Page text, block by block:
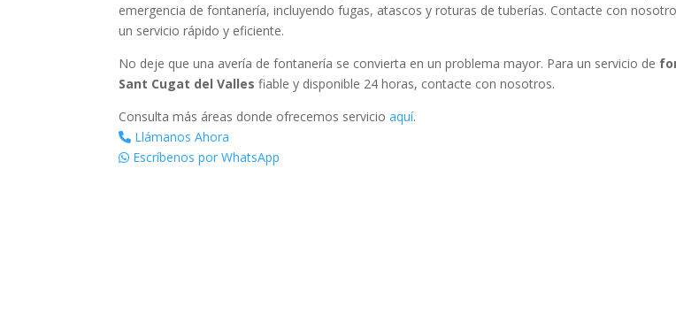
emergencia de fontanería, incluyendo fugas, atascos y roturas de tuberías. Contacte con
un servicio rápido y eficiente.
No deje que una avería de fontanería se convierta en un problema mayor. Para un servicio de
Sant Cugat del Valles fiable y disponible 24 horas, contacte con nosotros.
Consulta más áreas donde ofrecemos servicioaquí.
Llámanos Ahora
Escríbenos por WhatsApp